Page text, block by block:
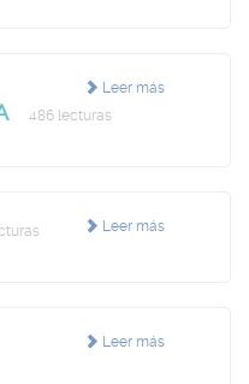
Leer más
486 lecturas
Leer más
Leer más